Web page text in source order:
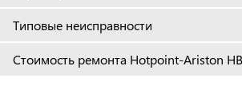
Типовые неисправности
Стоимость ремонта Hotpoint-Ariston